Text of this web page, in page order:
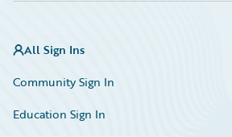
All Sign Ins
Community Sign In
Education Sign In